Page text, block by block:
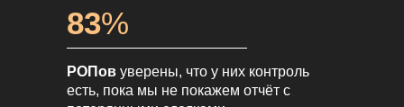
РОПов уверены, что у них контроль
есть, пока мы не покажем отчёт с
83%